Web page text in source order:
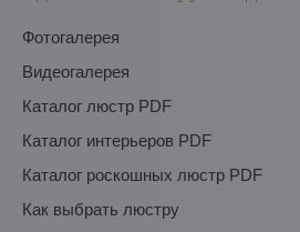
Фотогалерея
Видеогалерея
Каталог люстр PDF
Каталог интерьеров PDF
Каталог роскошных люстр PDF
Как выбрать люстру